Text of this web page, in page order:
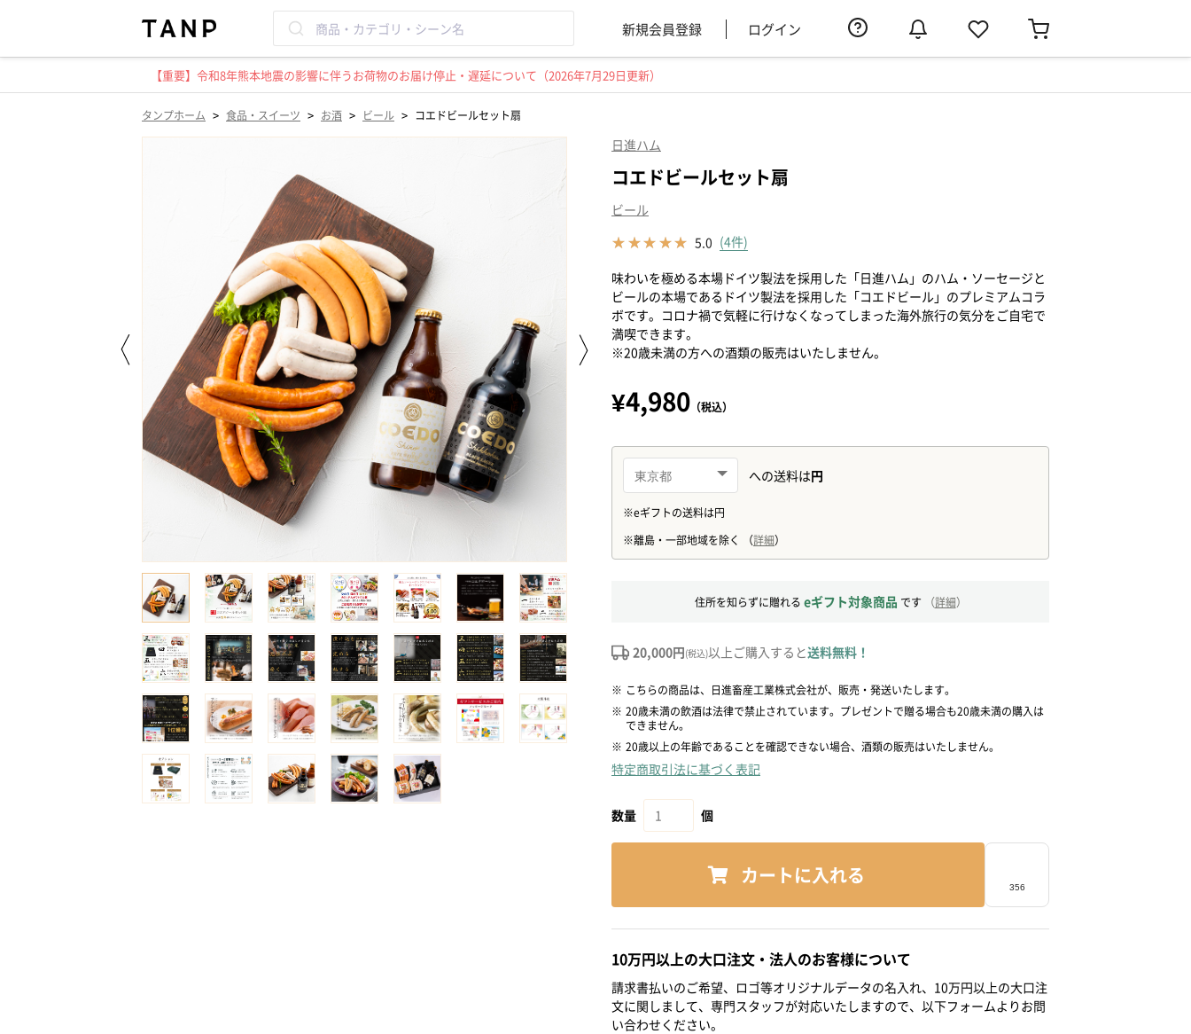
新規会員登録 ログイン
【重要】令和8年熊本地震の影響に伴うお荷物のお届け停止・遅延について（2026年7月29日更新）
タンプホーム > 食品・スイーツ > お酒 > ビール > コエドビールセット扇
日進ハム
コエドビールセット扇
ビール
5.0 (4件)
味わいを極める本場ドイツ製法を採用した「日進ハム」のハム・ソーセージと
ビールの本場であるドイツ製法を採用した「コエドビール」のプレミアムコラ
ボです。コロナ禍で気軽に行けなくなってしまった海外旅行の気分をご自宅で
満喫できます。
※20歳未満の方への酒類の販売はいたしません。
¥4,980 （税込）
住所を知らずに贈れる eギフト対象商品 です （詳細）
20,000円(税込)以上ご購入すると送料無料！
※ こちらの商品は、日進畜産工業株式会社が、販売・発送いたします。
※ 20歳未満の飲酒は法律で禁止されています。プレゼントで贈る場合も20歳未満の購入は
できません。
※ 20歳以上の年齢であることを確認できない場合、酒類の販売はいたしません。
特定商取引法に基づく表記
数量 個
カートに入れる
10万円以上の大口注文・法人のお客様について
請求書払いのご希望、ロゴ等オリジナルデータの名入れ、10万円以上の大口注
文に関しまして、専門スタッフが対応いたしますので、以下フォームよりお問
い合わせください。